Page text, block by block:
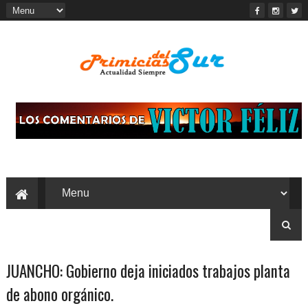
JUANCHO: Gobierno deja iniciados trabajos planta
de abono orgánico.